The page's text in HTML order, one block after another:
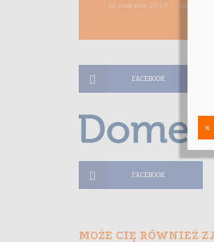
12 czerwca 2018 Dodaj
FACEBOOK
FACEBOOK
MOŻE CIĘ RÓWNIEŻ
x